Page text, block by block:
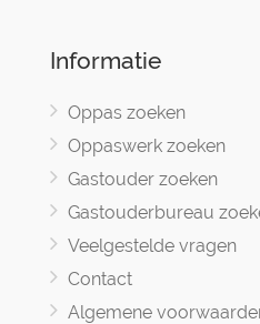
Informatie
Oppas zoeken
Oppaswerk zoeken
Gastouder zoeken
Gastouderbureau
Veelgestelde vragen
Contact
Algemene